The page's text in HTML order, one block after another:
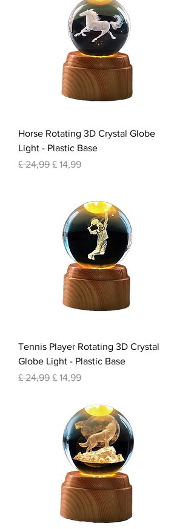
Horse Rotating 3D Crystal Globe
Light - Plastic Base
Normale prijs
£ 24,99 Verkoopprijs
£ 14,99
Tennis Player Rotating 3D Crystal
Globe Light - Plastic Base
Normale prijs
£ 24,99 Verkoopprijs
£ 14,99